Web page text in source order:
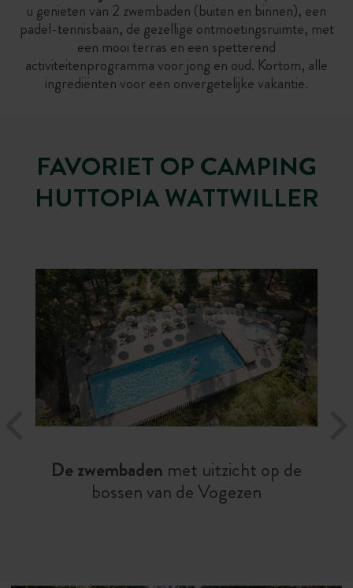
u genieten van 2 zwembaden (buiten en binnen), een
padel-tennisbaan, de gezellige ontmoetingsruimte, met
een mooi terras en een spetterend
activiteitenprogramma voor jong en oud. Kortom, alle
ingrediënten voor een onvergetelijke vakantie.
FAVORIET OP CAMPING
HUTTOPIA WATTWILLER
De zwembaden met uitzicht op de
bossen van de Vogezen